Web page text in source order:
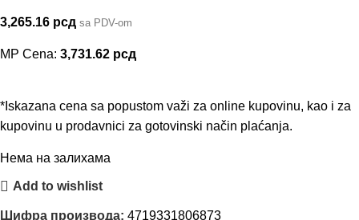
3,265.16 рсд sa PDV-om
MP Cena: 3,731.62 рсд
*Iskazana cena sa popustom važi za online kupovinu, kao i za
kupovinu u prodavnici za gotovinski način plaćanja.
Нема на залихама
Add to wishlist
Шифра производа: 4719331806873